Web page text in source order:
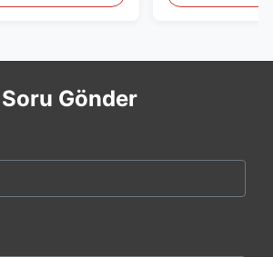
Soru Gönder